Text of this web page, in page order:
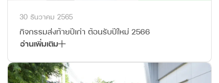
30 ธันวาคม 2565
กิจกรรมส่งท้ายปีเก่า ต้อนรับปีใหม่ 2566
อ่านเพิ่มเติม